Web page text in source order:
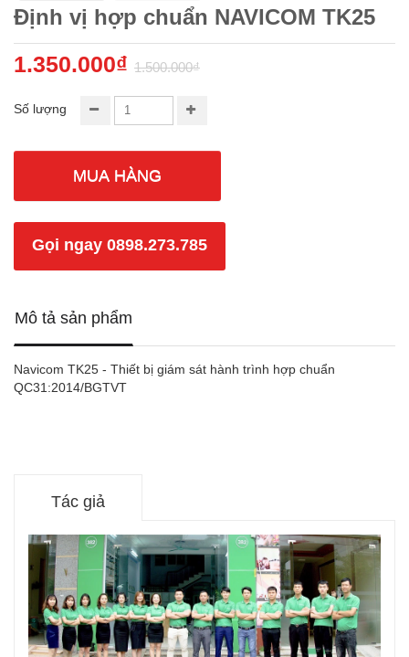
Định vị hợp chuẩn NAVICOM TK25
1.350.000₫ 1.500.000₫
Số lượng
MUA HÀNG
Gọi ngay 0898.273.785
Mô tả sản phẩm
Navicom TK25 - Thiết bị giám sát hành trình hợp chuẩn
QC31:2014/BGTVT
Tác giả